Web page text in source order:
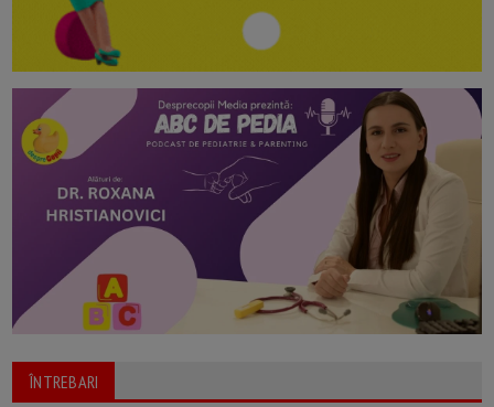
ÎNTREBARI